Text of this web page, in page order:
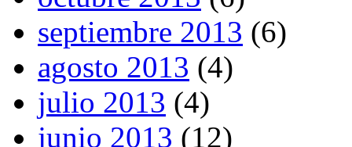
septiembre 2013 (6)
agosto 2013 (4)
julio 2013 (4)
junio 2013 (12)